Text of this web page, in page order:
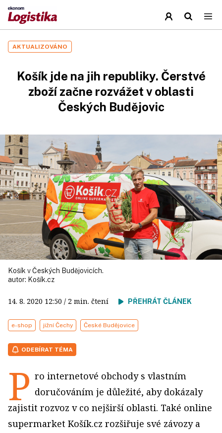
AKTUALIZOVÁNO
Košík jde na jih republiky. Čerstvé
zboží začne rozvážet v oblasti
Českých Budějovic
Košík v Českých Budějovicích.
autor: Košík.cz
14. 8. 2020 12:50 / 2 min. čtení PŘEHRÁT ČLÁNEK
e-shop jižní Čechy České Budějovice
ODEBÍRAT TÉMA
P ro internetové obchody s vlastním
doručováním je důležité, aby dokázaly
zajistit rozvoz v co nejširší oblasti. Také online
supermarket Košík.cz rozšiřuje své závozy a